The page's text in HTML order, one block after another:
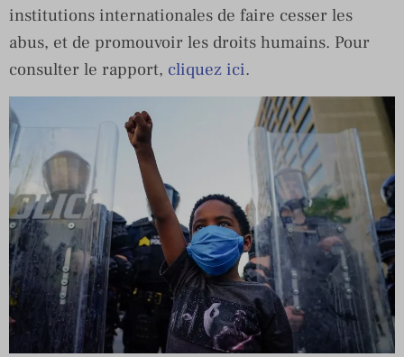
institutions internationales de faire cesser les
abus, et de promouvoir les droits humains. Pour
consulter le rapport, cliquez ici.